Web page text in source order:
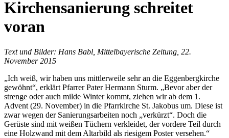
Kirchensanierung schreitet
voran
Text und Bilder: Hans Babl, Mittelbayerische Zeitung, 22.
November 2015
„Ich weiß, wir haben uns mittlerweile sehr an die Eggenbergkirche
gewöhnt“, erklärt Pfarrer Pater Hermann Sturm. „Bevor aber der
strenge oder auch milde Winter kommt, ziehen wir ab dem 1.
Advent (29. November) in die Pfarrkirche St. Jakobus um. Diese ist
zwar wegen der Sanierungsarbeiten noch „verkürzt“. Doch die
Gerüste sind mit weißen Tüchern verkleidet, der vordere Teil durch
eine Holzwand mit dem Altarbild als riesigem Poster versehen.“